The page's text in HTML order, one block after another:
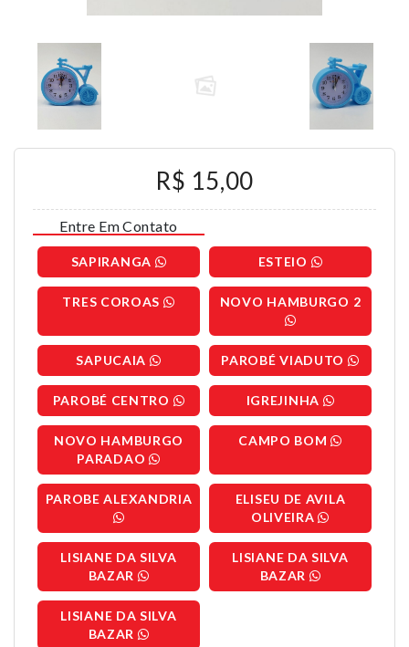
R$ 15,00
Entre Em Contato
SAPIRANGA ESTEIO
TRES COROAS NOVO HAMBURGO 2
SAPUCAIA PAROBÉ VIADUTO
PAROBÉ CENTRO IGREJINHA
NOVO HAMBURGO
PARADAO
CAMPO BOM
PAROBE ALEXANDRIA
ELISEU DE AVILA
OLIVEIRA
LISIANE DA SILVA
BAZAR
LISIANE DA SILVA
BAZAR
LISIANE DA SILVA
BAZAR